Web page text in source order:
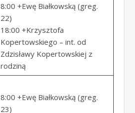
8:00 +Ewę Białkowską (greg.
22)
18:00 +Krzysztofa
Kopertowskiego – int. od
Zdzisławy Kopertowskiej z
rodziną
8:00 +Ewę Białkowską (greg.
23)